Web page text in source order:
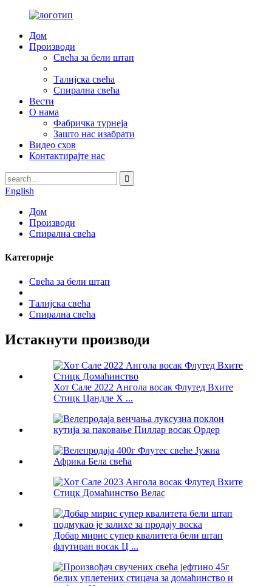
Дом
Производи
Свећа за бели штап
Талијска свећа
Спирална свећа
Вести
О нама
Фабричка турнеја
Зашто нас изабрати
Видео схов
Контактирајте нас
English
Дом
Производи
Спирална свећа
Категорије
Свећа за бели штап
Талијска свећа
Спирална свећа
Истакнути производи
Хот Сале 2022 Ангола восак Флутед Вхите
Стицк Цандле Х ...
Добар мирис супер квалитета бели штап
флутиран восак Ц ...